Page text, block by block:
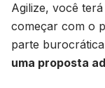
Agilize, você
começar com o
parte
uma proposta